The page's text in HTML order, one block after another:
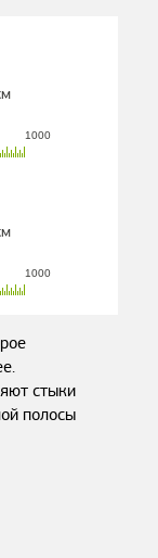
1000
1000
стыки
полосы